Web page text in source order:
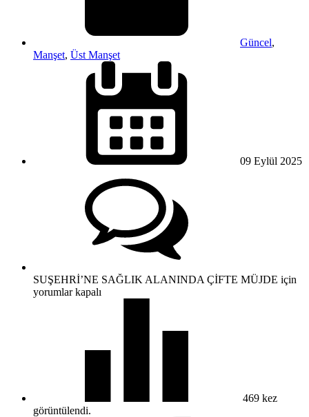
Güncel,
Manşet, Üst Manşet
09 Eylül 2025
SUŞEHRİ’NE SAĞLIK ALANINDA ÇİFTE MÜJDE için
yorumlar kapalı
469 kez
görüntülendi.